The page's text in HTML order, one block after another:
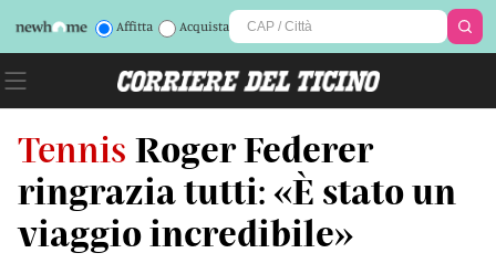
Affitta Acquista
Tennis Roger Federer
ringrazia tutti: «È stato un
viaggio incredibile»